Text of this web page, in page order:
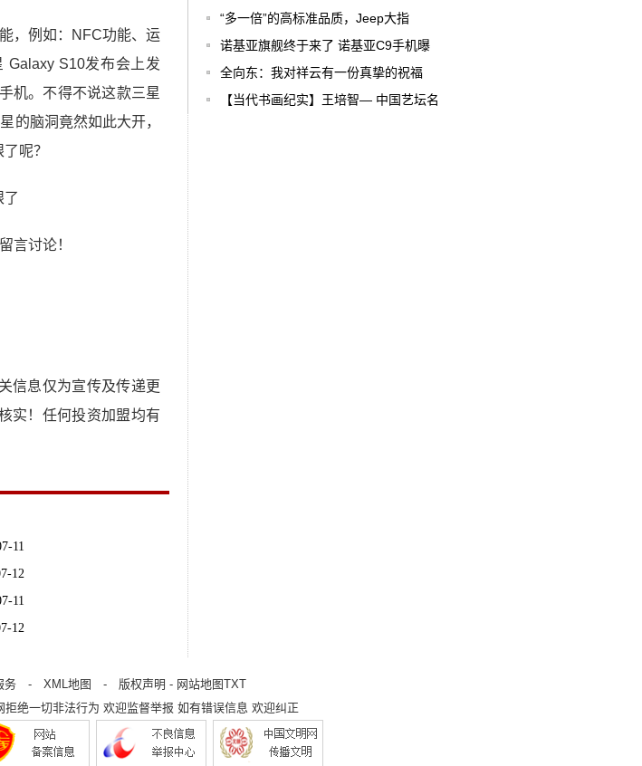
，例如：NFC功能、运
Galaxy S10发布会上发
机。不得不说这款三星
的脑洞竟然如此大开，
呢？
言讨论！
信息仅为宣传及传递更
实！任何投资加盟均有
11
12
11
12
11
“多一倍”的高标准品质，Jeep大指
诺基亚旗舰终于来了 诺基亚C9手机曝
全向东：我对祥云有一份真挚的祝福
【当代书画纪实】王培智— 中国艺坛名
务 - XML地图 - 版权声明 - 网站地图TXT
绝一切非法行为 欢迎监督举报 如有错误信息 欢迎纠正